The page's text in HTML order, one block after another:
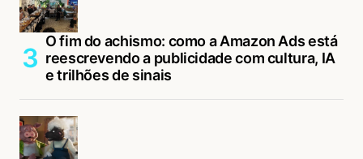
O fim do achismo: como a Amazon Ads está
reescrevendo a publicidade com cultura, IA
e trilhões de sinais